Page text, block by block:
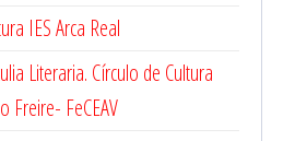
IES Arca Real
Literaria. Círculo de Cultura
Freire- FeCEAV